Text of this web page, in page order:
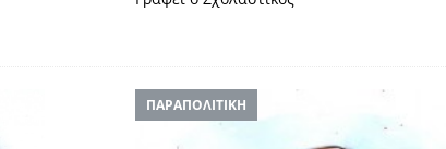
ΠΑΡΑΠΟΛΙΤΙΚΗ